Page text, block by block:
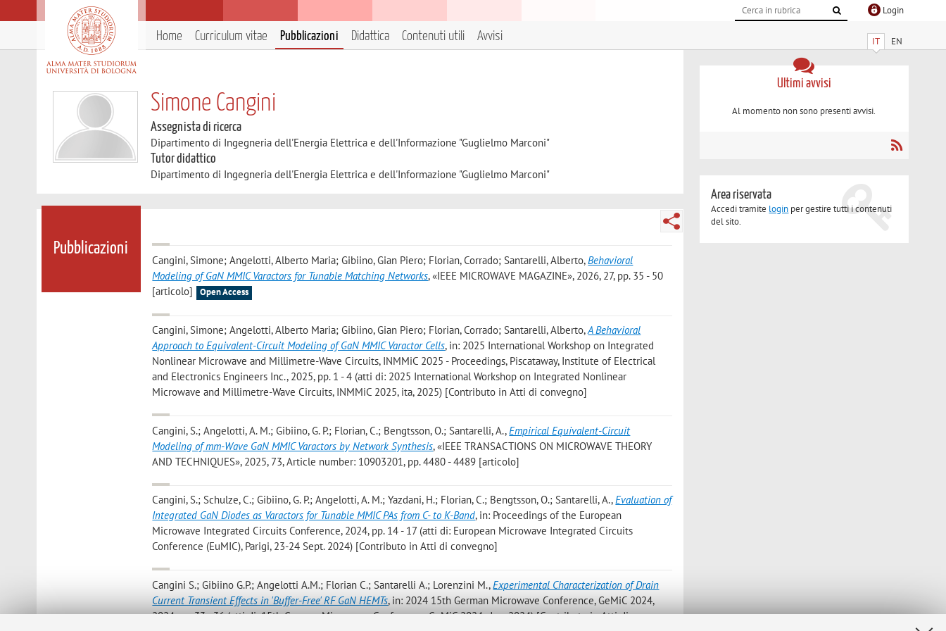
Login
IT EN
Home Curriculum vitae Pubblicazioni Didattica Contenuti utili Avvisi
Simone Cangini
Assegnista di ricerca
Dipartimento di Ingegneria dell'Energia Elettrica e dell'Informazione "Guglielmo Marconi"
Tutor didattico
Dipartimento di Ingegneria dell'Energia Elettrica e dell'Informazione "Guglielmo Marconi"
Pubblicazioni
Cangini, Simone; Angelotti, Alberto Maria; Gibiino, Gian Piero; Florian, Corrado; Santarelli, Alberto,Behavioral
Modeling of GaN MMIC Varactors for Tunable Matching Networks, «IEEE MICROWAVE MAGAZINE», 2026, 27, pp. 35 - 50
[articolo]
Open Access
Cangini, Simone; Angelotti, Alberto Maria; Gibiino, Gian Piero; Florian, Corrado; Santarelli, Alberto,A Behavioral
Approach to Equivalent-Circuit Modeling of GaN MMIC Varactor Cells, in: 2025 International Workshop on Integrated
Nonlinear Microwave and Millimetre-Wave Circuits, INMMiC 2025 - Proceedings, Piscataway, Institute of Electrical
and Electronics Engineers Inc., 2025, pp. 1 - 4 (atti di: 2025 International Workshop on Integrated Nonlinear
Microwave and Millimetre-Wave Circuits, INMMiC 2025, ita, 2025) [Contributo in Atti di convegno]
Cangini, S.; Angelotti, A. M.; Gibiino, G. P.; Florian, C.; Bengtsson, O.; Santarelli, A.,Empirical Equivalent-Circuit
Modeling of mm-Wave GaN MMIC Varactors by Network Synthesis, «IEEE TRANSACTIONS ON MICROWAVE THEORY
AND TECHNIQUES», 2025, 73, Article number: 10903201, pp. 4480 - 4489 [articolo]
Cangini, S.; Schulze, C.; Gibiino, G. P.; Angelotti, A. M.; Yazdani, H.; Florian, C.; Bengtsson, O.; Santarelli, A.,Evaluation of
Integrated GaN Diodes as Varactors for Tunable MMIC PAs from C- to K-Band, in: Proceedings of the European
Microwave Integrated Circuits Conference, 2024, pp. 14 - 17 (atti di: European Microwave Integrated Circuits
Conference (EuMIC), Parigi, 23-24 Sept. 2024) [Contributo in Atti di convegno]
Cangini S.; Gibiino G.P.; Angelotti A.M.; Florian C.; Santarelli A.; Lorenzini M.,Experimental Characterization of Drain
Current Transient Effects in 'Buffer-Free' RF GaN HEMTs, in: 2024 15th German Microwave Conference, GeMiC 2024,
2024, pp. 33 - 36 (atti di: 15th German Microwave Conference, GeMiC 2024, deu, 2024) [Contributo in Atti di
Ultimi avvisi
Al momento non sono presenti avvisi.
Area riservata
Accedi tramite login per gestire tutti i contenuti
del sito.